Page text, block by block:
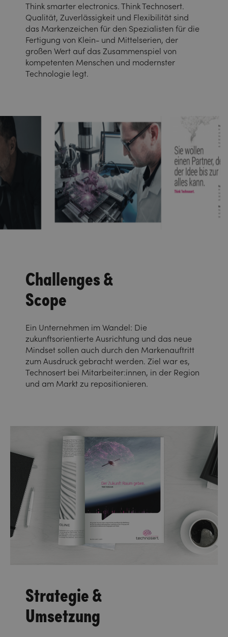
Think smarter electronics. Think Technosert.
Qualität, Zuverlässigkeit und Flexibilität sind
das Markenzeichen für den Spezialisten für die
Fertigung von Klein- und Mittelserien, der
großen Wert auf das Zusammenspiel von
kompetenten Menschen und modernster
Technologie legt.
Challenges &
Scope
Ein Unternehmen im Wandel: Die
zukunftsorientierte Ausrichtung und das neue
Mindset sollen auch durch den Markenauftritt
zum Ausdruck gebracht werden. Ziel war es,
Technosert bei Mitarbeiter:innen, in der Region
und am Markt zu repositionieren.
Strategie &
Umsetzung